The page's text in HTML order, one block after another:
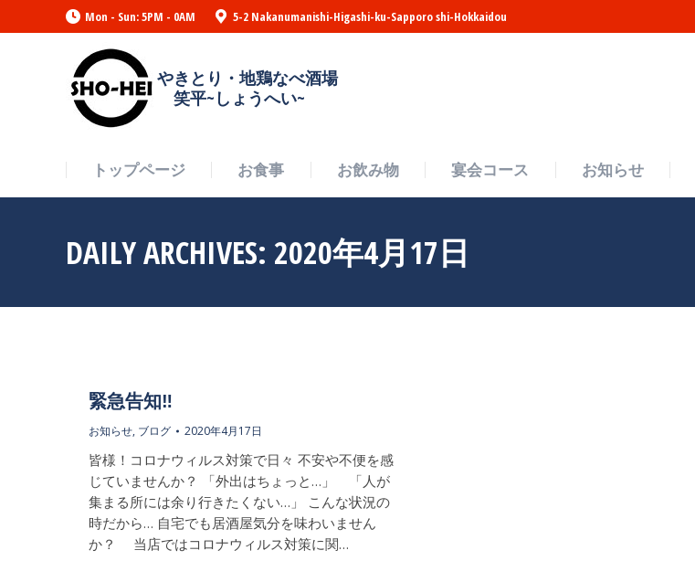
Mon - Sun: 5PM - 0AM 5-2 Nakanumanishi-Higashi-ku-Sapporo shi-Hokkaidou
やきとり・地鶏なべ酒場
笑平~しょうへい~
トップページ お食事 お飲み物 宴会コース お知らせ
DAILY ARCHIVES: 2020年4月17日
緊急告知‼
お知らせ, ブログ 2020年4月17日
皆様！コロナウィルス対策で日々 不安や不便を感
じていませんか？ 「外出はちょっと…」 「人が
集まる所には余り行きたくない…」 こんな状況の
時だから… 自宅でも居酒屋気分を味わいません
か？ 当店ではコロナウィルス対策に関…
トップページ お食事 お飲み物 宴会コース お知らせ